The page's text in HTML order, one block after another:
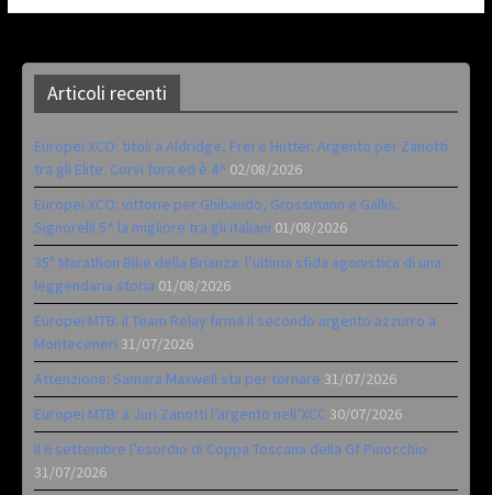
Articoli recenti
Europei XCO: titoli a Aldridge, Frei e Hutter. Argento per Zanotti
tra gli Elite. Corvi fora ed è 4^ 02/08/2026
Europei XCO: vittorie per Ghibaudo, Grossmann e Gallis.
Signorelli 5^ la migliore tra gli italiani 01/08/2026
35ª Marathon Bike della Brianza: l’ultima sfida agonistica di una
leggendaria storia 01/08/2026
Europei MTB: il Team Relay firma il secondo argento azzurro a
Monteceneri 31/07/2026
Attenzione: Samara Maxwell sta per tornare 31/07/2026
Europei MTB: a Juri Zanotti l’argento nell’XCC 30/07/2026
Il 6 settembre l’esordio di Coppa Toscana della Gf Pinocchio
31/07/2026